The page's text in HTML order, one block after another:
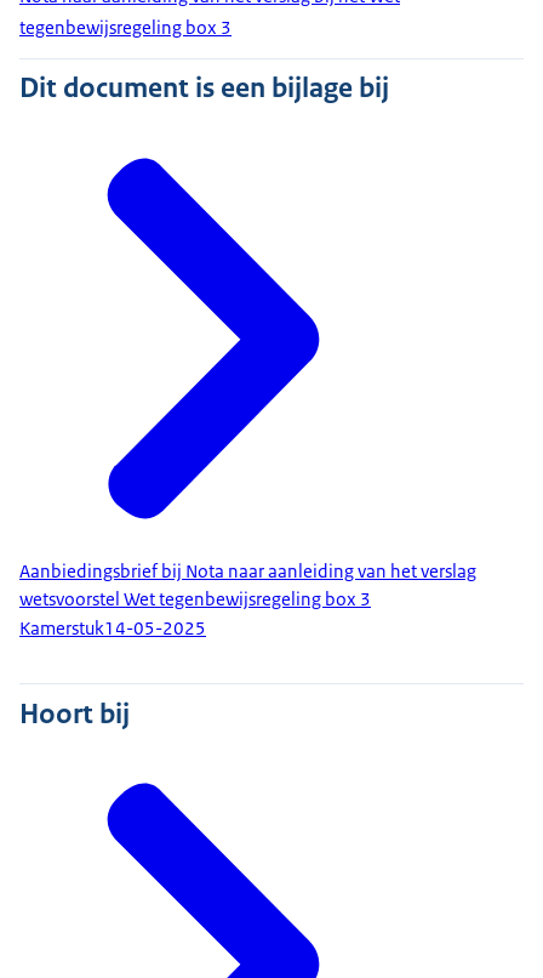
tegenbewijsregeling box 3
Dit document is een bijlage bij
Aanbiedingsbrief bij Nota naar aanleiding van het verslag
wetsvoorstel Wet tegenbewijsregeling box 3
Kamerstuk14-05-2025
Hoort bij